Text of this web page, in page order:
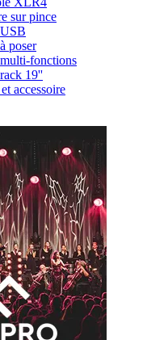
sur pince
poser
fonctions
19''
accessoire